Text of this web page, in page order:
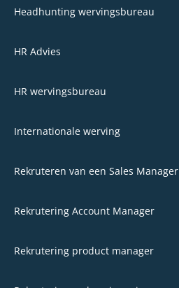
Headhunting wervingsbureau
HR Advies
HR wervingsbureau
Internationale werving
Rekruteren van een Sales Manager​
Rekrutering Account Manager
Rekrutering product manager